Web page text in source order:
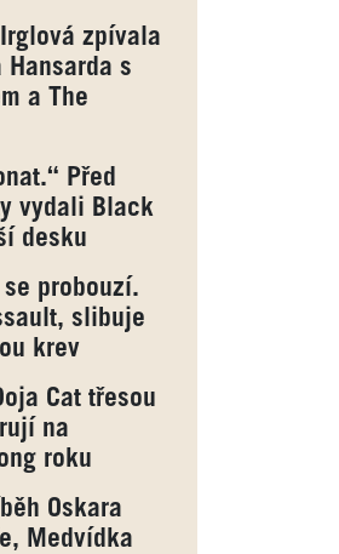
zpívala
Hansarda s
a The
Před
vydali Black
desku
se probouzí.
slibuje
krev
Cat třesou
na
roku
Oskara
Medvídka